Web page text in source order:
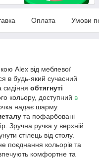
Оплата Умови
Alex від меблевої
в будь-який сучасний
сидіння обтягнуті
кольору, доступний в
надає шарму.
та пофарбовані
Зручна ручка у верхній
стілець від столу.
поєднання кольорів та
комфортне та